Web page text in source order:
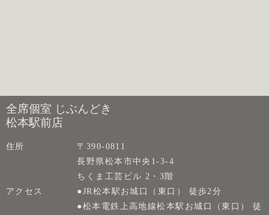
全席個室 じぶんどき
松本駅前店
住所
〒390-0811
長野県松本市中央1-3-4
ちくま工芸ビル 2・3階
アクセス
●JR松本駅お城口（東口） 徒歩2分
●松本電鉄上高地線松本駅お城口（東口） 徒